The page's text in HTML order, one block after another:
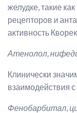
желудке, такие
рецепторов и
активность
Атенолол,
Клинически
взаимодействия
Фенобарбитал,